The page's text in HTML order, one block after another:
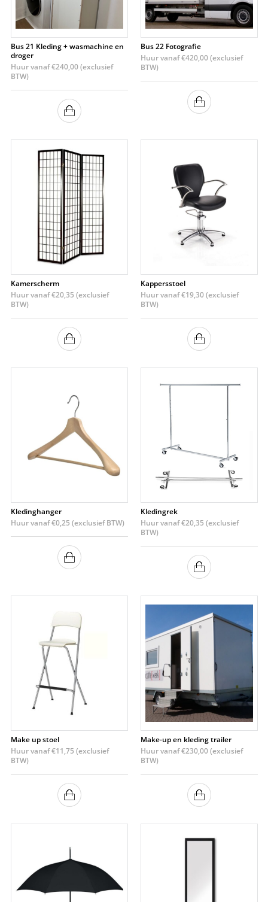
Bus 21 Kleding + wasmachine en
droger
Huur vanaf€240,00(exclusief
BTW)
Bus 22 Fotografie
Huur vanaf€420,00(exclusief
BTW)
Kamerscherm
Huur vanaf€20,35 (exclusief
BTW)
Kappersstoel
Huur vanaf€19,30(exclusief
BTW)
Kledinghanger
Huur vanaf€0,25 (exclusief BTW)
Kledingrek
Huur vanaf€20,35 (exclusief
BTW)
Make up stoel
Huur vanaf€11,75 (exclusief
BTW)
Make-up en kleding trailer
Huur vanaf€230,00(exclusief
BTW)